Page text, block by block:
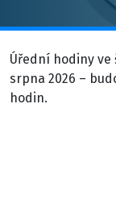
Úřední hodiny ve
srpna 2026 –
hodin.